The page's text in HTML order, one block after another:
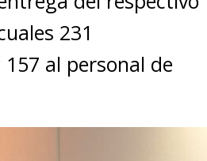
231
al personal de